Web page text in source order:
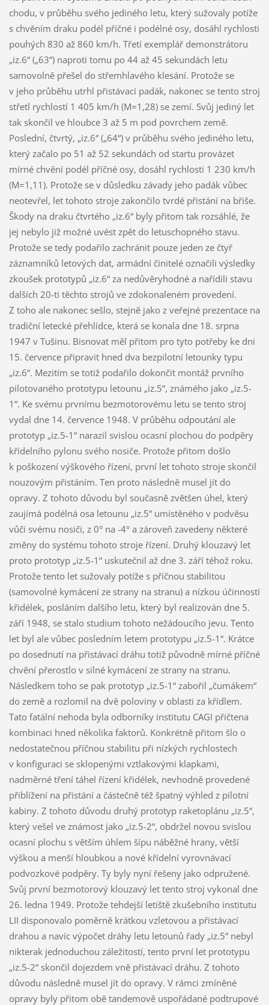
chodu, v průběhu svého jediného letu, který sužovaly potíže
s chvěním draku podél příčné i podélné osy, dosáhl rychlosti
pouhých 830 až 860 km/h. Třetí exemplář demonstrátoru
„iz.6“ („63“) naproti tomu po 44 až 45 sekundách letu
samovolně přešel do střemhlavého klesání. Protože se
v jeho průběhu utrhl přistávací padák, nakonec se tento stroj
střetl rychlostí 1 405 km/h (M=1,28) se zemí. Svůj jediný let
tak skončil ve hloubce 3 až 5 m pod povrchem země.
Poslední, čtvrtý, „iz.6“ („64“) v průběhu svého jediného letu,
který začalo po 51 až 52 sekundách od startu provázet
mírné chvění podél příčné osy, dosáhl rychlosti 1 230 km/h
(M=1,11). Protože se v důsledku závady jeho padák vůbec
neotevřel, let tohoto stroje zakončilo tvrdé přistání na břiše.
Škody na draku čtvrtého „iz.6“ byly přitom tak rozsáhlé, že
jej nebylo již možné uvést zpět do letuschopného stavu.
Protože se tedy podařilo zachránit pouze jeden ze čtyř
záznamníků letových dat, armádní činitelé označili výsledky
zkoušek prototypů „iz.6“ za nedůvěryhodné a nařídili stavu
dalších 20-ti těchto strojů ve zdokonaleném provedení.
Z toho ale nakonec sešlo, stejně jako z veřejné prezentace na
tradiční letecké přehlídce, která se konala dne 18. srpna
1947 v Tušinu. Bisnovat měl přitom pro tyto potřeby ke dni
15. července připravit hned dva bezpilotní letounky typu
„iz.6“. Mezitím se totiž podařilo dokončit montáž prvního
pilotovaného prototypu letounu „iz.5“, známého jako „iz.5-
1“. Ke svému prvnímu bezmotorovému letu se tento stroj
vydal dne 14. července 1948. V průběhu odpoutání ale
prototyp „iz.5-1“ narazil svislou ocasní plochou do podpěry
křídelního pylonu svého nosiče. Protože přitom došlo
k poškození výškového řízení, první let tohoto stroje skončil
nouzovým přistáním. Ten proto následně musel jít do
opravy. Z tohoto důvodu byl současně zvětšen úhel, který
zaujímá podélná osa letounu „iz.5“ umístěného v podvěsu
vůči svému nosiči, z 0° na -4° a zároveň zavedeny některé
změny do systému tohoto stroje řízení. Druhý klouzavý let
proto prototyp „iz.5-1“ uskutečnil až dne 3. září téhož roku.
Protože tento let sužovaly potíže s příčnou stabilitou
(samovolné kymácení ze strany na stranu) a nízkou účinností
křidélek, posláním dalšího letu, který byl realizován dne 5.
září 1948, se stalo studium tohoto nežádoucího jevu. Tento
let byl ale vůbec posledním letem prototypu „iz.5-1“. Krátce
po dosednutí na přistávací dráhu totiž původně mírné příčné
chvění přerostlo v silné kymácení ze strany na stranu.
Následkem toho se pak prototyp „iz.5-1“ zabořil „čumákem“
do země a rozlomil na dvě poloviny v oblasti za křídlem.
Tato fatální nehoda byla odborníky institutu CAGI přičtena
kombinaci hned několika faktorů. Konkrétně přitom šlo o
nedostatečnou příčnou stabilitu při nízkých rychlostech
v konfiguraci se sklopenými vztlakovými klapkami,
nadměrné tření táhel řízení křidélek, nevhodně provedené
přiblížení na přistání a částečně též špatný výhled z pilotní
kabiny. Z tohoto důvodu druhý prototyp raketoplánu „iz.5“,
který vešel ve známost jako „iz.5-2“, obdržel novou svislou
ocasní plochu s větším úhlem šípu náběžné hrany, větší
výškou a menší hloubkou a nové křídelní vyrovnávací
podvozkové podpěry. Ty byly nyní řešeny jako odpružené.
Svůj první bezmotorový klouzavý let tento stroj vykonal dne
26. ledna 1949. Protože tehdejší letiště zkušebního institutu
LII disponovalo poměrně krátkou vzletovou a přistávací
drahou a navíc výpočet dráhy letu letounů řady „iz.5“ nebyl
nikterak jednoduchou záležitostí, tento první let prototypu
„iz.5-2“ skončil dojezdem vně přistávací dráhu. Z tohoto
důvodu následně musel jít do opravy. V rámci zmíněné
opravy byly přitom obě tandemově uspořádané podtrupové